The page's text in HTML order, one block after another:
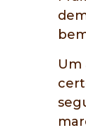
Um